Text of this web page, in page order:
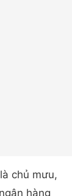
chủ mưu,
hàng